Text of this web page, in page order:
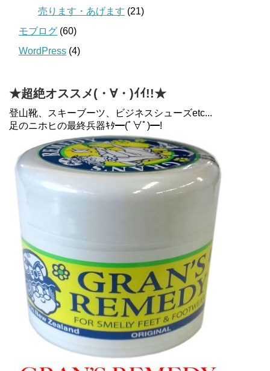
売ります・あげます (21)
モブログ (60)
WordPress (4)
★超絶オススメ(・∀・)ｲｲ!!★
登山靴、スキーブーツ、ビジネスシューズetc...
足のニホヒの最終兵器ｷﾀ━(ﾟ∀ﾟ)━!